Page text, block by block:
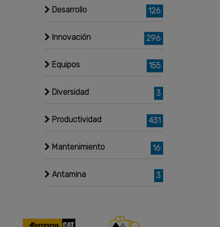
Desarrollo 126
Innovación 296
Equipos 155
Diversidad 3
Productividad 431
Mantenimiento 16
Antamina 3